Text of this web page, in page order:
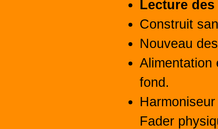
Lecture des
Construit
Nouveau
Alimentation
fond.
Fader